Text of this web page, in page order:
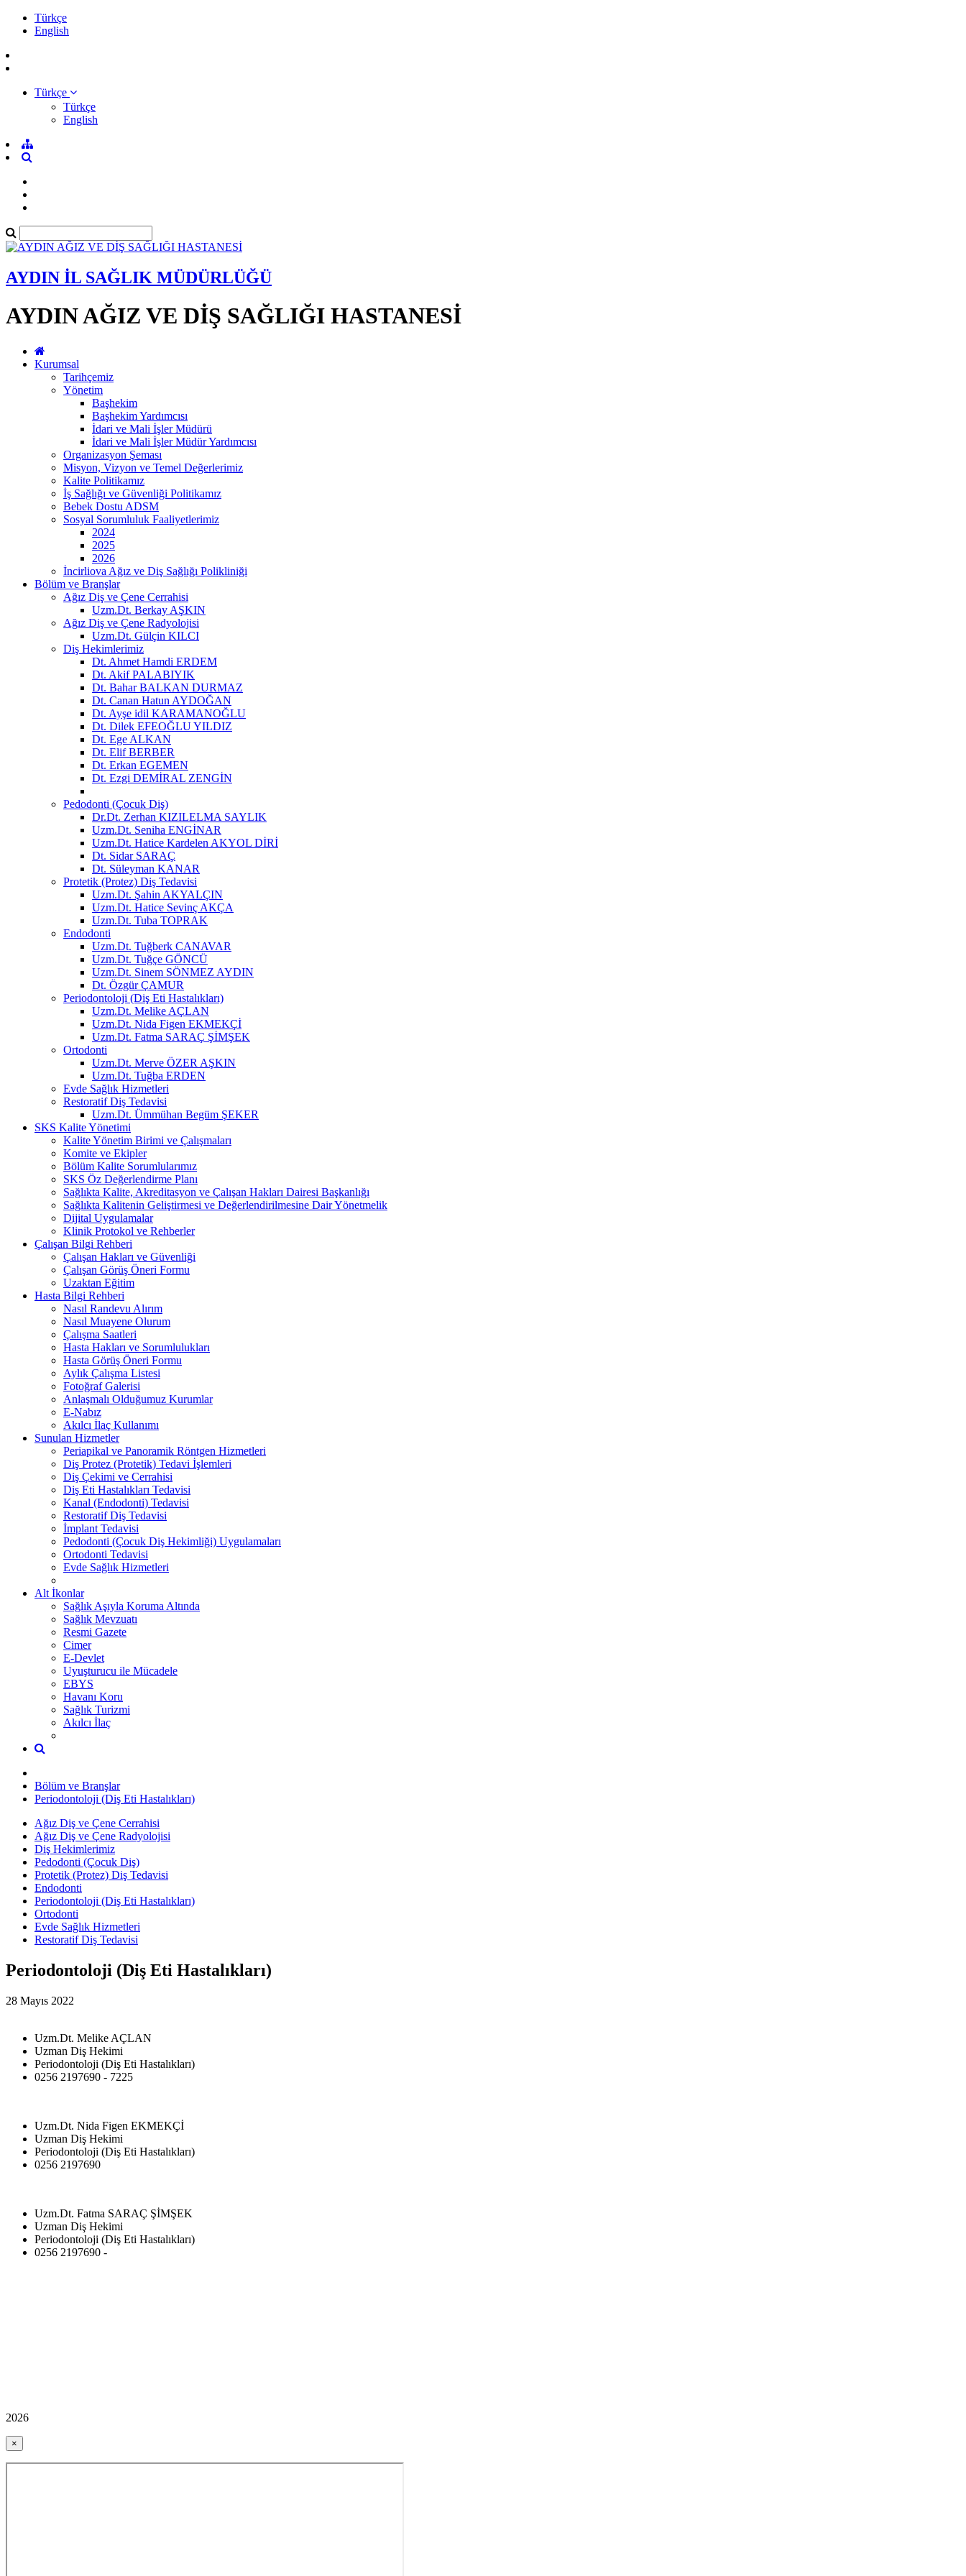
Türkçe
English
Türkçe
Türkçe
English
AYDIN İL SAĞLIK MÜDÜRLÜĞÜ
AYDIN AĞIZ VE DİŞ SAĞLIĞI HASTANESİ
Kurumsal
Tarihçemiz
Yönetim
Başhekim
Başhekim Yardımcısı
İdari ve Mali İşler Müdürü
İdari ve Mali İşler Müdür Yardımcısı
Organizasyon Şeması
Misyon, Vizyon ve Temel Değerlerimiz
Kalite Politikamız
İş Sağlığı ve Güvenliği Politikamız
Bebek Dostu ADSM
Sosyal Sorumluluk Faaliyetlerimiz
2024
2025
2026
İncirliova Ağız ve Diş Sağlığı Polikliniği
Bölüm ve Branşlar
Ağız Diş ve Çene Cerrahisi
Uzm.Dt. Berkay AŞKIN
Ağız Diş ve Çene Radyolojisi
Uzm.Dt. Gülçin KILCI
Diş Hekimlerimiz
Dt. Ahmet Hamdi ERDEM
Dt. Akif PALABIYIK
Dt. Bahar BALKAN DURMAZ
Dt. Canan Hatun AYDOĞAN
Dt. Ayşe idil KARAMANOĞLU
Dt. Dilek EFEOĞLU YILDIZ
Dt. Ege ALKAN
Dt. Elif BERBER
Dt. Erkan EGEMEN
Dt. Ezgi DEMİRAL ZENGİN
Pedodonti (Çocuk Diş)
Dr.Dt. Zerhan KIZILELMA SAYLIK
Uzm.Dt. Seniha ENGİNAR
Uzm.Dt. Hatice Kardelen AKYOL DİRİ
Dt. Sidar SARAÇ
Dt. Süleyman KANAR
Protetik (Protez) Diş Tedavisi
Uzm.Dt. Şahin AKYALÇIN
Uzm.Dt. Hatice Sevinç AKÇA
Uzm.Dt. Tuba TOPRAK
Endodonti
Uzm.Dt. Tuğberk CANAVAR
Uzm.Dt. Tuğçe GÖNCÜ
Uzm.Dt. Sinem SÖNMEZ AYDIN
Dt. Özgür ÇAMUR
Periodontoloji (Diş Eti Hastalıkları)
Uzm.Dt. Melike AÇLAN
Uzm.Dt. Nida Figen EKMEKÇİ
Uzm.Dt. Fatma SARAÇ ŞİMŞEK
Ortodonti
Uzm.Dt. Merve ÖZER AŞKIN
Uzm.Dt. Tuğba ERDEN
Evde Sağlık Hizmetleri
Restoratif Diş Tedavisi
Uzm.Dt. Ümmühan Begüm ŞEKER
SKS Kalite Yönetimi
Kalite Yönetim Birimi ve Çalışmaları
Komite ve Ekipler
Bölüm Kalite Sorumlularımız
SKS Öz Değerlendirme Planı
Sağlıkta Kalite, Akreditasyon ve Çalışan Hakları Dairesi Başkanlığı
Sağlıkta Kalitenin Geliştirmesi ve Değerlendirilmesine Dair Yönetmelik
Dijital Uygulamalar
Klinik Protokol ve Rehberler
Çalışan Bilgi Rehberi
Çalışan Hakları ve Güvenliği
Çalışan Görüş Öneri Formu
Uzaktan Eğitim
Hasta Bilgi Rehberi
Nasıl Randevu Alırım
Nasıl Muayene Olurum
Çalışma Saatleri
Hasta Hakları ve Sorumlulukları
Hasta Görüş Öneri Formu
Aylık Çalışma Listesi
Fotoğraf Galerisi
Anlaşmalı Olduğumuz Kurumlar
E-Nabız
Akılcı İlaç Kullanımı
Sunulan Hizmetler
Periapikal ve Panoramik Röntgen Hizmetleri
Diş Protez (Protetik) Tedavi İşlemleri
Diş Çekimi ve Cerrahisi
Diş Eti Hastalıkları Tedavisi
Kanal (Endodonti) Tedavisi
Restoratif Diş Tedavisi
İmplant Tedavisi
Pedodonti (Çocuk Diş Hekimliği) Uygulamaları
Ortodonti Tedavisi
Evde Sağlık Hizmetleri
Alt İkonlar
Sağlık Aşıyla Koruma Altında
Sağlık Mevzuatı
Resmi Gazete
Cimer
E-Devlet
Uyuşturucu ile Mücadele
EBYS
Havanı Koru
Sağlık Turizmi
Akılcı İlaç
Bölüm ve Branşlar
Periodontoloji (Diş Eti Hastalıkları)
Ağız Diş ve Çene Cerrahisi
Ağız Diş ve Çene Radyolojisi
Diş Hekimlerimiz
Pedodonti (Çocuk Diş)
Protetik (Protez) Diş Tedavisi
Endodonti
Periodontoloji (Diş Eti Hastalıkları)
Ortodonti
Evde Sağlık Hizmetleri
Restoratif Diş Tedavisi
Periodontoloji (Diş Eti Hastalıkları)
28 Mayıs 2022
Uzm.Dt. Melike AÇLAN
Uzman Diş Hekimi
Periodontoloji (Diş Eti Hastalıkları)
0256 2197690 - 7225
Uzm.Dt. Nida Figen EKMEKÇİ
Uzman Diş Hekimi
Periodontoloji (Diş Eti Hastalıkları)
0256 2197690
Uzm.Dt. Fatma SARAÇ ŞİMŞEK
Uzman Diş Hekimi
Periodontoloji (Diş Eti Hastalıkları)
0256 2197690 -
2026
×